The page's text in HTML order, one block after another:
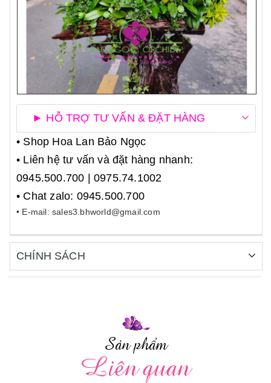
► HỖ TRỢ TƯ VẤN & ĐẶT HÀNG
• Shop Hoa Lan Bảo Ngọc
• Liên hệ tư vấn và đặt hàng nhanh:
0945.500.700 | 0975.74.1002
• Chat zalo: 0945.500.700
• E-mail: sales3.bhworld@gmail.com
CHÍNH SÁCH
Sản phẩm
Liên quan